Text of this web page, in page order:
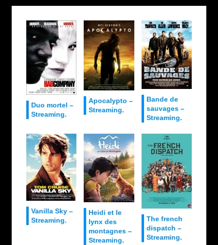
Duo mortel –
Streaming.
Apocalypto –
Streaming.
Bande de
sauvages –
Streaming.
Vanilla Sky –
Streaming.
Heidi et le
lynx des
montagnes –
Streaming.
The french
dispatch –
Streaming.